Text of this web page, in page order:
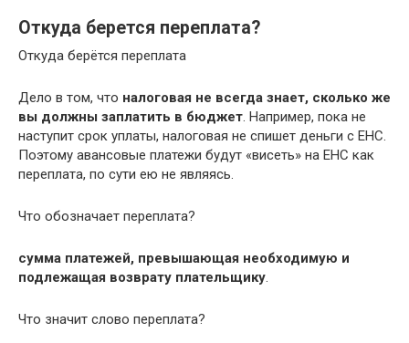
Откуда берется переплата?
Откуда берётся переплата
Дело в том, что налоговая не всегда знает, сколько же
вы должны заплатить в бюджет. Например, пока не
наступит срок уплаты, налоговая не спишет деньги с ЕНС.
Поэтому авансовые платежи будут «висеть» на ЕНС как
переплата, по сути ею не являясь.
Что обозначает переплата?
сумма платежей, превышающая необходимую и
подлежащая возврату плательщику.
Что значит слово переплата?